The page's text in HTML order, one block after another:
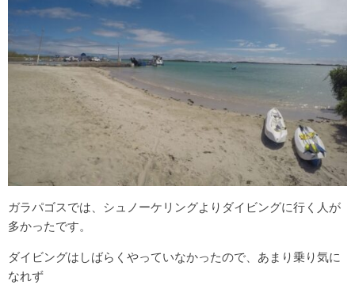
ガラパゴスでは、シュノーケリングよりダイビングに行く人が
多かったです。
ダイビングはしばらくやっていなかったので、あまり乗り気に
なれず